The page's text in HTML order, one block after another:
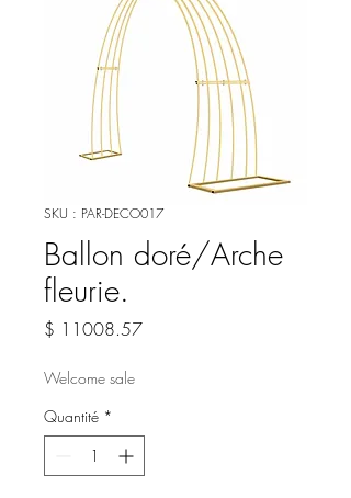
SKU : PAR-DECO017
Ballon doré/Arche
fleurie.
$ 11008.57Prix
Welcome sale
Quantité *